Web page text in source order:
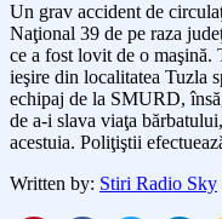
Un grav accident de
Naţional 39 de pe raza
ce a fost lovit de o maşină.
ieşire din localitatea Tuzla
echipaj de la SMURD,
de a-i slava viaţa
acestuia. Poliţiştii
Written by: Stiri Radio Sky